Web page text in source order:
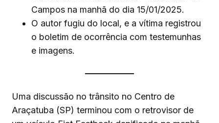
Campos na manhã do dia 15/01/2025.
O autor fugiu do local, e a vítima registrou
o boletim de ocorrência com testemunhas
e imagens.
Uma discussão no trânsito no Centro de
Araçatuba (SP) terminou com o retrovisor de